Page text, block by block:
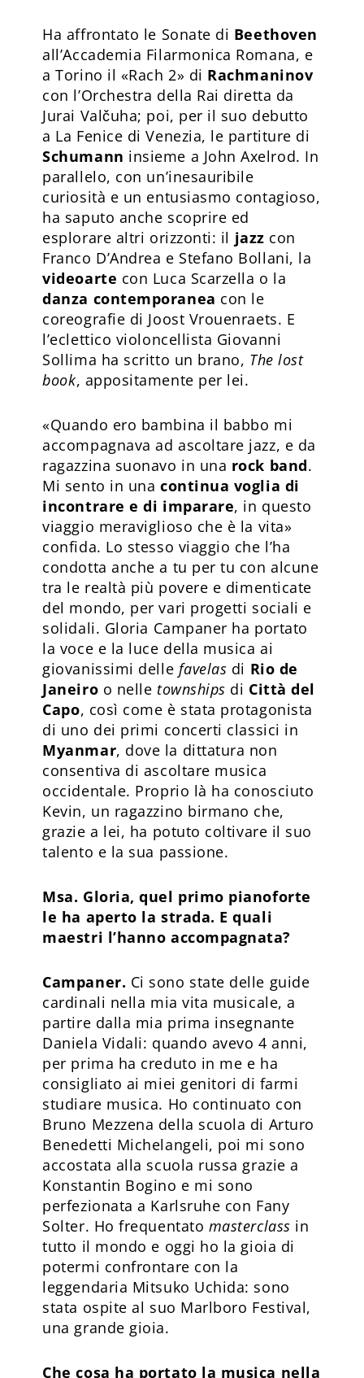
Ha affrontato le Sonate di Beethoven
all’Accademia Filarmonica Romana, e
a Torino il «Rach 2» di Rachmaninov
con l’Orchestra della Rai diretta da
Jurai Valčuha; poi, per il suo debutto
a La Fenice di Venezia, le partiture di
Schumann insieme a John Axelrod. In
parallelo, con un’inesauribile
curiosità e un entusiasmo contagioso,
ha saputo anche scoprire ed
esplorare altri orizzonti: il jazz con
Franco D’Andrea e Stefano Bollani, la
videoarte con Luca Scarzella o la
danza contemporanea con le
coreografie di Joost Vrouenraets. E
l’eclettico violoncellista Giovanni
Sollima ha scritto un brano, The lost
book, appositamente per lei.
«Quando ero bambina il babbo mi
accompagnava ad ascoltare jazz, e da
ragazzina suonavo in una rock band.
Mi sento in una continua voglia di
incontrare e di imparare, in questo
viaggio meraviglioso che è la vita»
confida. Lo stesso viaggio che l’ha
condotta anche a tu per tu con alcune
tra le realtà più povere e dimenticate
del mondo, per vari progetti sociali e
solidali. Gloria Campaner ha portato
la voce e la luce della musica ai
giovanissimi delle favelas di Rio de
Janeiro o nelle townships di Città del
Capo, così come è stata protagonista
di uno dei primi concerti classici in
Myanmar, dove la dittatura non
consentiva di ascoltare musica
occidentale. Proprio là ha conosciuto
Kevin, un ragazzino birmano che,
grazie a lei, ha potuto coltivare il suo
talento e la sua passione.
Msa. Gloria, quel primo pianoforte
le ha aperto la strada. E quali
maestri l’hanno accompagnata?
Campaner. Ci sono state delle guide
cardinali nella mia vita musicale, a
partire dalla mia prima insegnante
Daniela Vidali: quando avevo 4 anni,
per prima ha creduto in me e ha
consigliato ai miei genitori di farmi
studiare musica. Ho continuato con
Bruno Mezzena della scuola di Arturo
Benedetti Michelangeli, poi mi sono
accostata alla scuola russa grazie a
Konstantin Bogino e mi sono
perfezionata a Karlsruhe con Fany
Solter. Ho frequentato masterclass in
tutto il mondo e oggi ho la gioia di
potermi confrontare con la
leggendaria Mitsuko Uchida: sono
stata ospite al suo Marlboro Festival,
una grande gioia.
Che cosa ha portato la musica nella